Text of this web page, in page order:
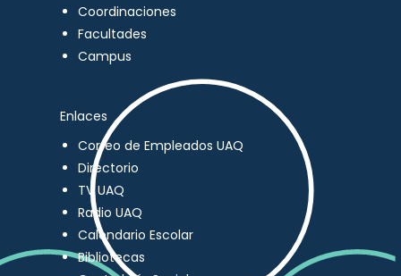
Coordinaciones
Facultades
Campus
Enlaces
Correo de Empleados UAQ
Directorio
TV UAQ
Radio UAQ
Calendario Escolar
Bibliotecas